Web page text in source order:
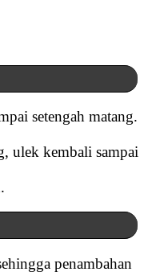
setengah matang.
ulek kembali sampai
penambahan